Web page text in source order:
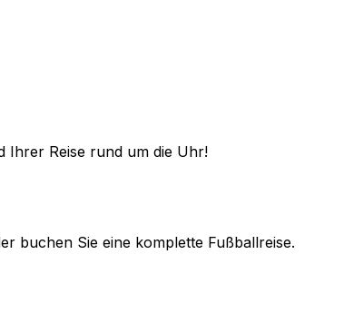
Ihrer Reise rund um die Uhr!
buchen Sie eine komplette Fußballreise.